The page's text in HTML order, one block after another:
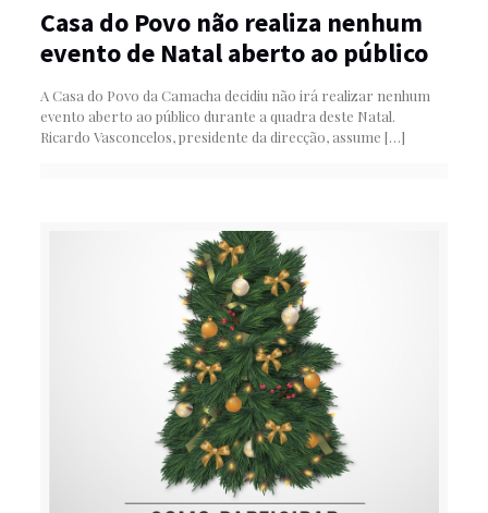
Casa do Povo não realiza nenhum
evento de Natal aberto ao público
A Casa do Povo da Camacha decidiu não irá realizar nenhum
evento aberto ao público durante a quadra deste Natal.
Ricardo Vasconcelos, presidente da direcção, assume […]